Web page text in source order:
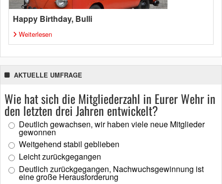
Happy Birthday, Bulli
Weiterlesen
AKTUELLE UMFRAGE
Wie hat sich die Mitgliederzahl in Eurer Wehr in
den letzten drei Jahren entwickelt?
Deutlich gewachsen, wir haben viele neue Mitglieder
gewonnen
Weitgehend stabil geblieben
Leicht zurückgegangen
Deutlich zurückgegangen, Nachwuchsgewinnung ist
eine große Herausforderung